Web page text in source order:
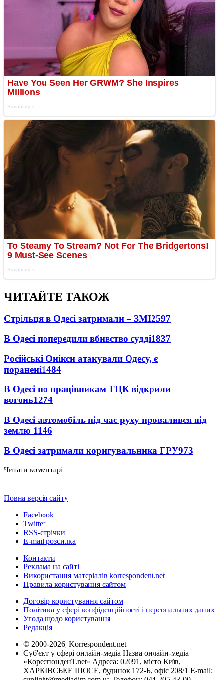
ЧИТАЙТЕ ТАКОЖ
Стрільця в Одесі затримали – ЗМІ2597
В Одесі попередили вбивство судді1837
Російські Онікси атакували Одесу, є
поранені1484
В Одесі по працівникам ТЦК відкрили
вогонь1274
В Одесі автомобіль під час руху провалився під
землю 1146
В Одесі затримали коригувальника ГРУ973
Читати коментарі
Повна версія сайту
Facebook
Twitter
RSS-стрічки
E-mail розсилка
Контакти
Реклама на сайті
Використання матеріалів korrespondent.net
Правила користування сайтом
Договір користування сайтом
Політика у сфері конфіденційності і персональних даних
Угода щодо користування
Редакція
© 2000-2026, Korrespondent.net
Суб'єкт у сфері онлайн-медіа Назва онлайн-медіа –
«КореспонденТ.net» Адреса: 02091, місто Київ,
ХАРКІВСЬКЕ ШОСЕ, будинок 172-Б, офіс 208/1 E-mail: